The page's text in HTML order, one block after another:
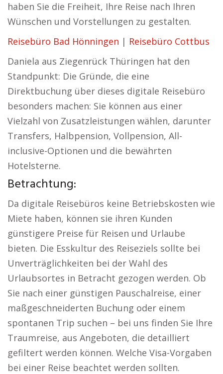
haben Sie die Freiheit, Ihre Reise nach Ihren
Wünschen und Vorstellungen zu gestalten.
Reisebüro Bad Hönningen | Reisebüro Cottbus
Daniela aus Ziegenrück Thüringen hat den
Standpunkt: Die Gründe, die eine
Direktbuchung über dieses digitale Reisebüro
besonders machen: Sie können aus einer
Vielzahl von Zusatzleistungen wählen, darunter
Transfers, Halbpension, Vollpension, All-
inclusive-Optionen und die bewährten
Hotelsterne.
Betrachtung:
Da digitale Reisebüros keine Betriebskosten wie
Miete haben, können sie ihren Kunden
günstigere Preise für Reisen und Urlaube
bieten. Die Esskultur des Reiseziels sollte bei
Unverträglichkeiten bei der Wahl des
Urlaubsortes in Betracht gezogen werden. Ob
Sie nach einer günstigen Pauschalreise, einer
maßgeschneiderten Buchung oder einem
spontanen Trip suchen – bei uns finden Sie Ihre
Traumreise, aus Angeboten, die detailliert
gefiltert werden können. Welche Visa-Vorgaben
bei einer Reise beachtet werden sollten.